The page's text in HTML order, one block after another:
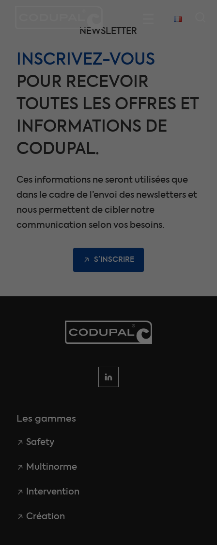
NEWSLETTER
INSCRIVEZ-VOUS
POUR RECEVOIR
TOUTES LES OFFRES ET
INFORMATIONS DE
CODUPAL.
Ces informations ne seront utilisées que
dans le cadre de l’envoi des newsletters et
nous permettent de cibler notre
communication selon vos besoins.
S’INSCRIRE
Les gammes
Safety
Multinorme
Intervention
Création